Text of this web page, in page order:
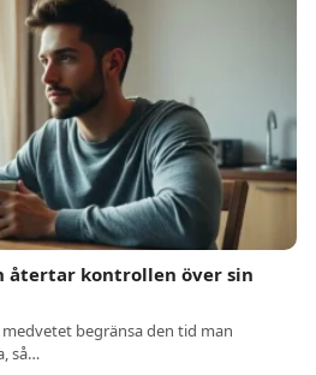
återtar kontrollen över sin
begränsa den tid man
så…